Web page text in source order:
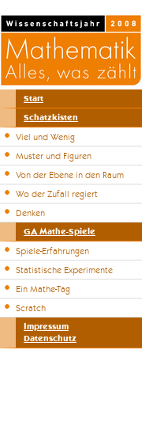
Start
Schatzkisten
Viel und Wenig
Muster und Figuren
Von der Ebene in den Raum
Wo der Zufall regiert
Denken
GA Mathe-Spiele
Spiele-Erfahrungen
Statistische Experimente
Ein Mathe-Tag
Scratch
Impressum
Datenschutz